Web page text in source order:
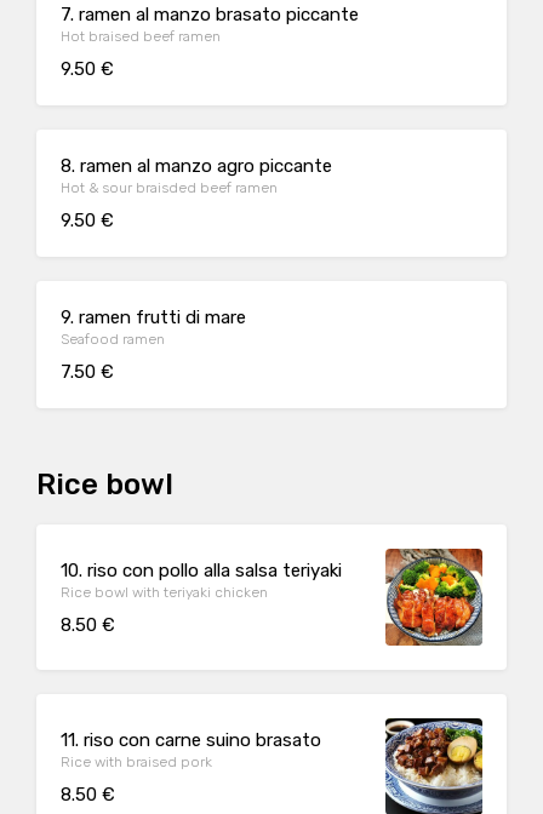
7. ramen al manzo brasato piccante
Hot braised beef ramen
9.50 €
8. ramen al manzo agro piccante
Hot & sour braisded beef ramen
9.50 €
9. ramen frutti di mare
Seafood ramen
7.50 €
Rice bowl
10. riso con pollo alla salsa teriyaki
Rice bowl with teriyaki chicken
8.50 €
11. riso con carne suino brasato
Rice with braised pork
8.50 €